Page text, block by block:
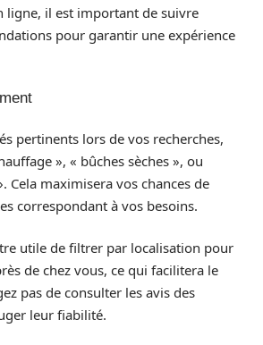
ligne, il est important de suivre
pour garantir une expérience
pertinents lors de vos recherches,
», « bûches sèches », ou
Cela maximisera vos chances de
correspondant à vos besoins.
utile de filtrer par localisation pour
de chez vous, ce qui facilitera le
pas de consulter les avis des
leur fiabilité.